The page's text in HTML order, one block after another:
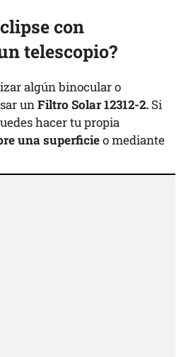
con
telescopio?
algún binocular o
unFiltro Solar 12312-2. Si
hacer tu propia
una superficieo mediante